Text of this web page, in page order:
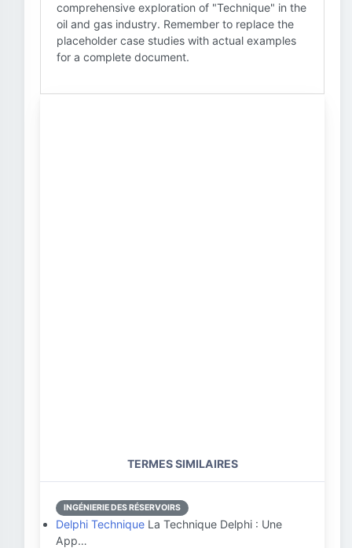
comprehensive exploration of "Technique" in the
oil and gas industry. Remember to replace the
placeholder case studies with actual examples
for a complete document.
TERMES SIMILAIRES
INGÉNIERIE DES RÉSERVOIRS
Delphi Technique La Technique Delphi : Une
App…